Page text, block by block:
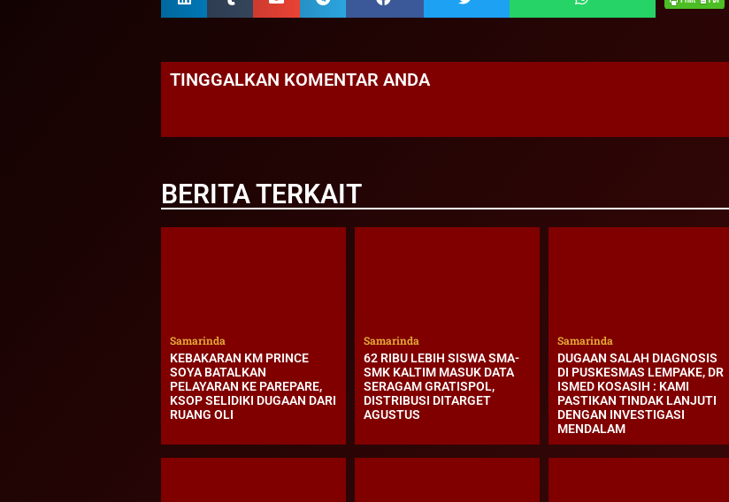
TINGGALKAN KOMENTAR ANDA
BERITA TERKAIT
Samarinda
KEBAKARAN KM PRINCE
SOYA BATALKAN
PELAYARAN KE PAREPARE,
KSOP SELIDIKI DUGAAN DARI
RUANG OLI
Samarinda
62 RIBU LEBIH SISWA SMA-
SMK KALTIM MASUK DATA
SERAGAM GRATISPOL,
DISTRIBUSI DITARGET
AGUSTUS
Samarinda
DUGAAN SALAH DIAGNOSIS
DI PUSKESMAS LEMPAKE, DR
ISMED KOSASIH : KAMI
PASTIKAN TINDAK LANJUTI
DENGAN INVESTIGASI
MENDALAM